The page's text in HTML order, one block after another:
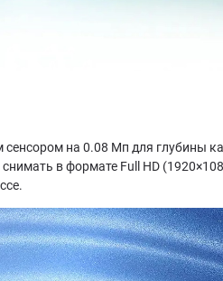
на 0.08 Мп для глубины
в формате Full HD